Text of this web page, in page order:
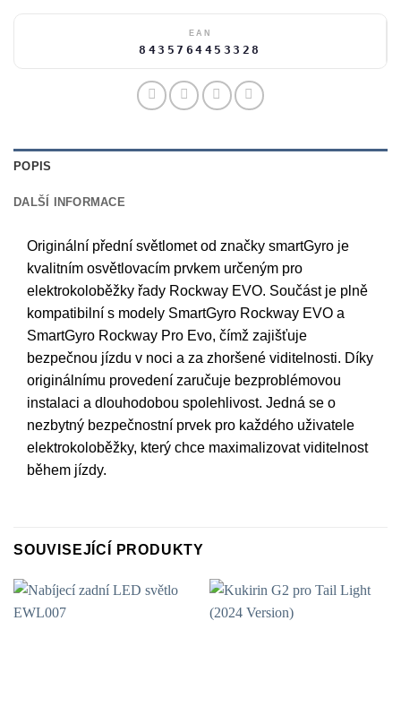
EAN
8435764453328
POPIS
DALŠÍ INFORMACE
Originální přední světlomet od značky smartGyro je
kvalitním osvětlovacím prvkem určeným pro
elektrokoloběžky řady Rockway EVO. Součást je plně
kompatibilní s modely SmartGyro Rockway EVO a
SmartGyro Rockway Pro Evo, čímž zajišťuje
bezpečnou jízdu v noci a za zhoršené viditelnosti. Díky
originálnímu provedení zaručuje bezproblémovou
instalaci a dlouhodobou spolehlivost. Jedná se o
nezbytný bezpečnostní prvek pro každého uživatele
elektrokoloběžky, který chce maximalizovat viditelnost
během jízdy.
SOUVISEJÍCÍ PRODUKTY